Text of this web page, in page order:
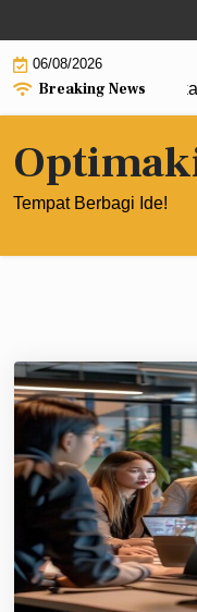
to
content06/08/2026
Breaking News
untuk Menemukan
Tempat Berbagi Ide!